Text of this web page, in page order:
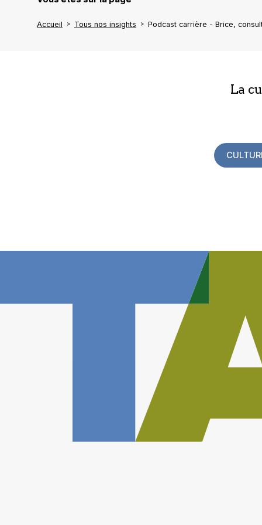
Accueil Tous nos insights Podcast carrière - Brice,
La